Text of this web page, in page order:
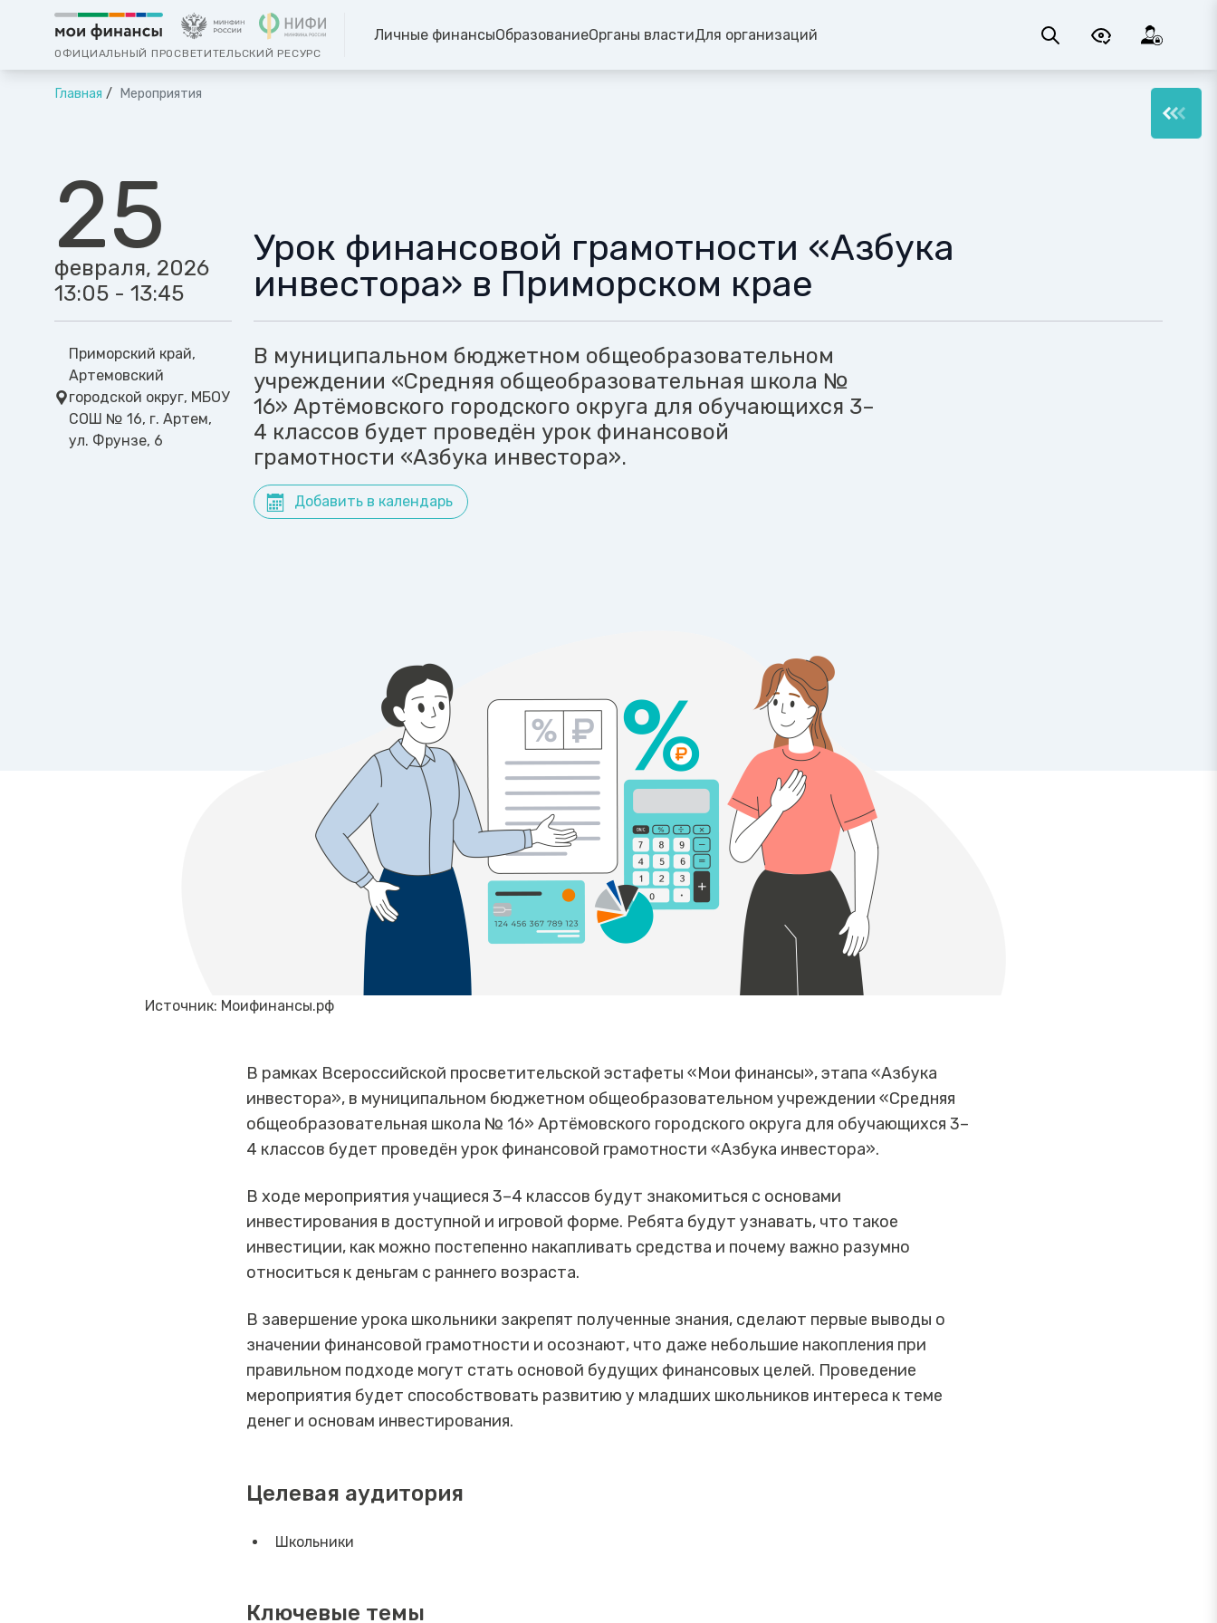
ОФИЦИАЛЬНЫЙ ПРОСВЕТИТЕЛЬСКИЙ РЕСУРС
Личные финансыОбразованиеОрганы властиДля организаций
Главная Мероприятия
25
февраля, 2026
13:05 - 13:45
Приморский край,
Артемовский
городской округ, МБОУ
СОШ № 16, г. Артем,
ул. Фрунзе, 6
Урок финансовой грамотности «Азбука
инвестора» в Приморском крае
В муниципальном бюджетном общеобразовательном
учреждении «Средняя общеобразовательная школа №
16» Артёмовского городского округа для обучающихся 3–
4 классов будет проведён урок финансовой
грамотности «Азбука инвестора».
Добавить в календарь
Источник: Моифинансы.рф
В рамках Всероссийской просветительской эстафеты «Мои финансы», этапа «Азбука
инвестора», в муниципальном бюджетном общеобразовательном учреждении «Средняя
общеобразовательная школа № 16» Артёмовского городского округа для обучающихся 3–
4 классов будет проведён урок финансовой грамотности «Азбука инвестора».
В ходе мероприятия учащиеся 3–4 классов будут знакомиться с основами
инвестирования в доступной и игровой форме. Ребята будут узнавать, что такое
инвестиции, как можно постепенно накапливать средства и почему важно разумно
относиться к деньгам с раннего возраста.
В завершение урока школьники закрепят полученные знания, сделают первые выводы о
значении финансовой грамотности и осознают, что даже небольшие накопления при
правильном подходе могут стать основой будущих финансовых целей. Проведение
мероприятия будет способствовать развитию у младших школьников интереса к теме
денег и основам инвестирования.
Целевая аудитория
Школьники
Ключевые темы